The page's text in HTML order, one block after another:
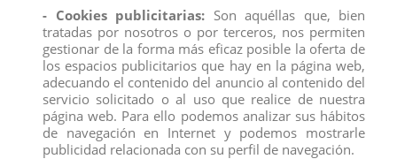
- Cookies publicitarias: Son aquéllas que, bien
tratadas por nosotros o por terceros, nos permiten
gestionar de la forma más eficaz posible la oferta de
los espacios publicitarios que hay en la página web,
adecuando el contenido del anuncio al contenido del
servicio solicitado o al uso que realice de nuestra
página web. Para ello podemos analizar sus hábitos
de navegación en Internet y podemos mostrarle
publicidad relacionada con su perfil de navegación.